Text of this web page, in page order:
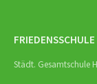
FRIEDENSSCHULE
Städt. Gesamtschule